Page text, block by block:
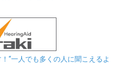
“一人でも多くの人に聞こえるよ